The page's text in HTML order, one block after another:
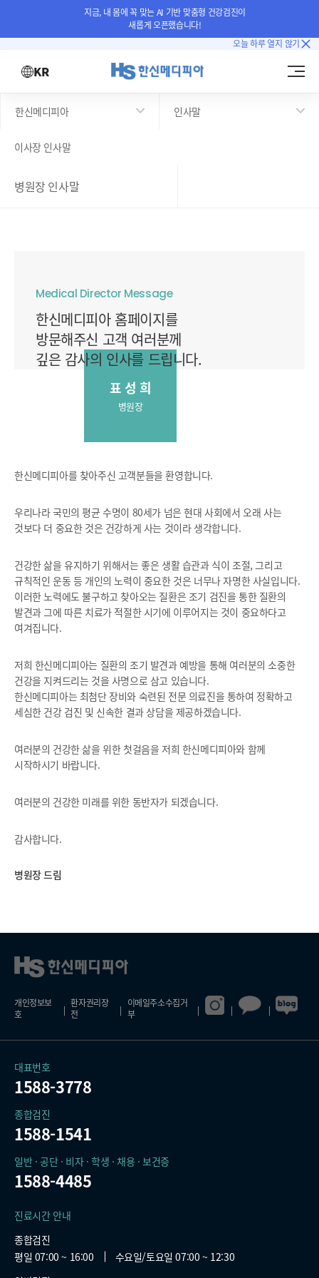
지금, 내 몸에 꼭 맞는 AI 기반 맞춤형 건강검진이
새롭게 오픈했습니다!
오늘 하루 열지 않기
KR
한신메디피아 인사말
이사장 인사말
병원장 인사말
Medical Director Message
한신메디피아 홈페이지를
방문해주신 고객 여러분께
깊은 감사의 인사를 드립니다.
표 성 희
병원장
한신메디피아를 찾아주신 고객분들을 환영합니다.
우리나라 국민의 평균 수명이 80세가 넘은 현대 사회에서 오래 사는
것보다 더 중요한 것은 건강하게 사는 것이라 생각합니다.
건강한 삶을 유지하기 위해서는 좋은 생활 습관과 식이 조절, 그리고
규칙적인 운동 등 개인의 노력이 중요한 것은 너무나 자명한 사실입니다.
이러한 노력에도 불구하고 찾아오는 질환은 조기 검진을 통한 질환의
발견과 그에 따른 치료가 적절한 시기에 이루어지는 것이 중요하다고
여겨집니다.
저희 한신메디피아는 질환의 조기 발견과 예방을 통해 여러분의 소중한
건강을 지켜드리는 것을 사명으로 삼고 있습니다.
한신메디피아는 최첨단 장비와 숙련된 전문 의료진을 통하여 정확하고
세심한 건강 검진 및 신속한 결과 상담을 제공하겠습니다.
여러분의 건강한 삶을 위한 첫걸음을 저희 한신메디피아와 함께
시작하시기 바랍니다.
여러분의 건강한 미래를 위한 동반자가 되겠습니다.
감사합니다.
병원장 드림
개인정보보
호
환자권리장
전
이메일주소수집거
부
대표번호
1588-3778
종합검진
1588-1541
일반 · 공단 · 비자 · 학생 · 채용 · 보건증
1588-4485
진료시간 안내
종합검진
평일 07:00 ~ 16:00
수요일/토요일 07:00 ~ 12:30